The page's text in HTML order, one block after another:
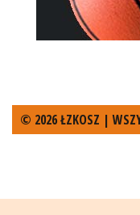
© 2026 ŁZKOSZ |